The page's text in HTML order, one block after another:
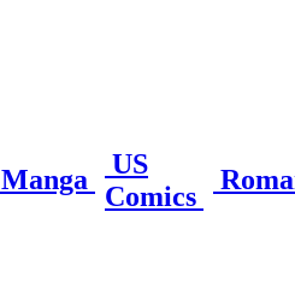
Manga
US
Comics